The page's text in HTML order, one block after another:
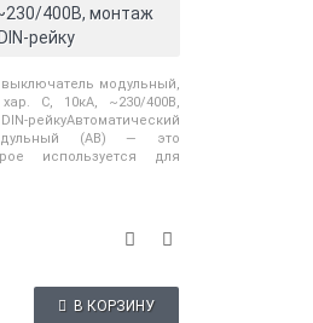
400В, монтаж
рейку
выключатель модульный,
С, 10кА, ~230/400В,
(АВ) — это
используется для
В КОРЗИНУ